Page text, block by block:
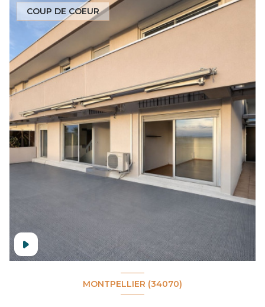
COUP DE COEUR
MONTPELLIER (34070)